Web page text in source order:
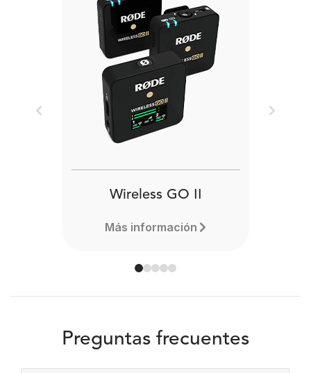
Wireless GO II
Más información
Previous Next
Preguntas frecuentes